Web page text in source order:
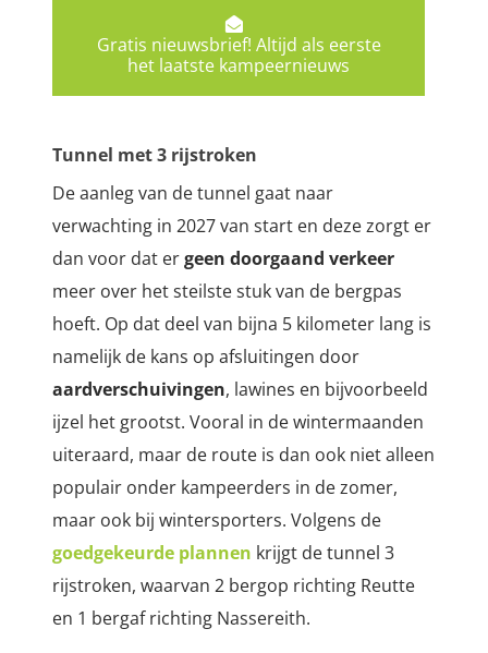
Gratis nieuwsbrief! Altijd als eerste
het laatste kampeernieuws
Tunnel met 3 rijstroken
De aanleg van detunnel gaat naar
verwachting in 2027 van start en deze zorgt er
dan voor dat ergeen doorgaand verkeer
meer over het steilste stuk van de bergpas
hoeft. Op dat deel van bijna 5 kilometer lang is
namelijk de kans op afsluitingen door
aardverschuivingen, lawines en bijvoorbeeld
ijzel het grootst. Vooral in de wintermaanden
uiteraard, maar de route is dan ook niet alleen
populair onder kampeerders in de zomer,
maar ook bij wintersporters. Volgens de
goedgekeurde plannen krijgt de tunnel 3
rijstroken, waarvan 2 bergop richting Reutte
en 1 bergaf richting Nassereith.